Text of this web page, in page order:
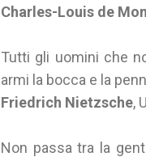
Charles-Louis de
Tutti gli uomini che
armi la bocca e la
Friedrich Nietzsche,
Non passa tra la